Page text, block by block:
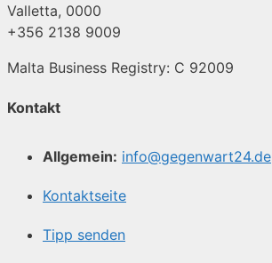
Valletta, 0000
+356 2138 9009
Malta Business Registry: C 92009
Kontakt
Allgemein: info@gegenwart24.de
Kontaktseite
Tipp senden